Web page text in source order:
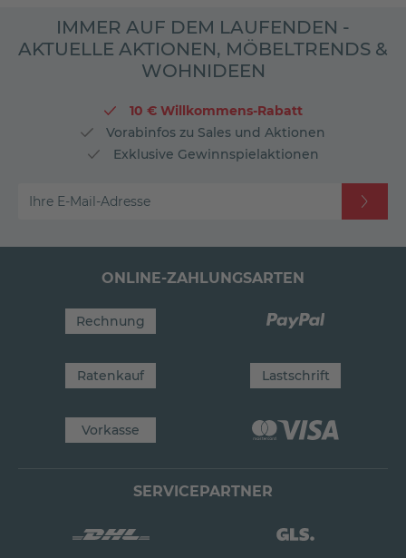
IMMER AUF DEM LAUFENDEN -
AKTUELLE AKTIONEN, MÖBELTRENDS &
WOHNIDEEN
10 € Willkommens-Rabatt
Vorabinfos zu Sales und Aktionen
Exklusive Gewinnspielaktionen
Ihre E-Mail-Adresse
ONLINE-ZAHLUNGSARTEN
Rechnung
Ratenkauf Lastschrift
Vorkasse
SERVICEPARTNER